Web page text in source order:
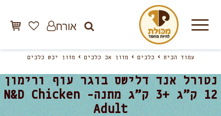
אורח
עמוד הבית כלבים מזון אב כלבים מזון יבש כלבים
נטורל אנד דלישס בוגר עוף ורימון
12 ק”ג +3 ק”ג מתנה- N&D Chicken
Adult